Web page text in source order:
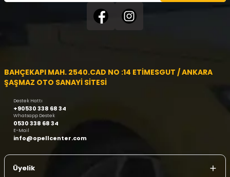
BAHÇEKAPI MAH. 2540.CAD NO :14 ETİMESGUT / ANKARA
ŞAŞMAZ OTO SANAYİ SİTESİ
Destek Hattı
+90530 338 68 34
Whatsapp Destek
0530 338 68 34
E-Mail
info@opellcenter.com
Üyelik